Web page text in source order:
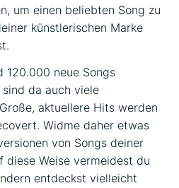
um einen beliebten Song zu
künstlerischen Marke
120.000 neue Songs
da auch viele
aktuellere Hits werden
Widme daher etwas
von Songs deiner
diese Weise vermeidest du
entdeckst vielleicht